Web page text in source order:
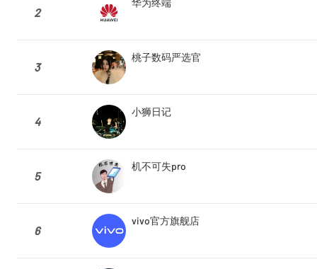
2
华为终端
3
桃子数码严选官
4
小狮日记
5
机不可失pro
6
vivo官方旗舰店